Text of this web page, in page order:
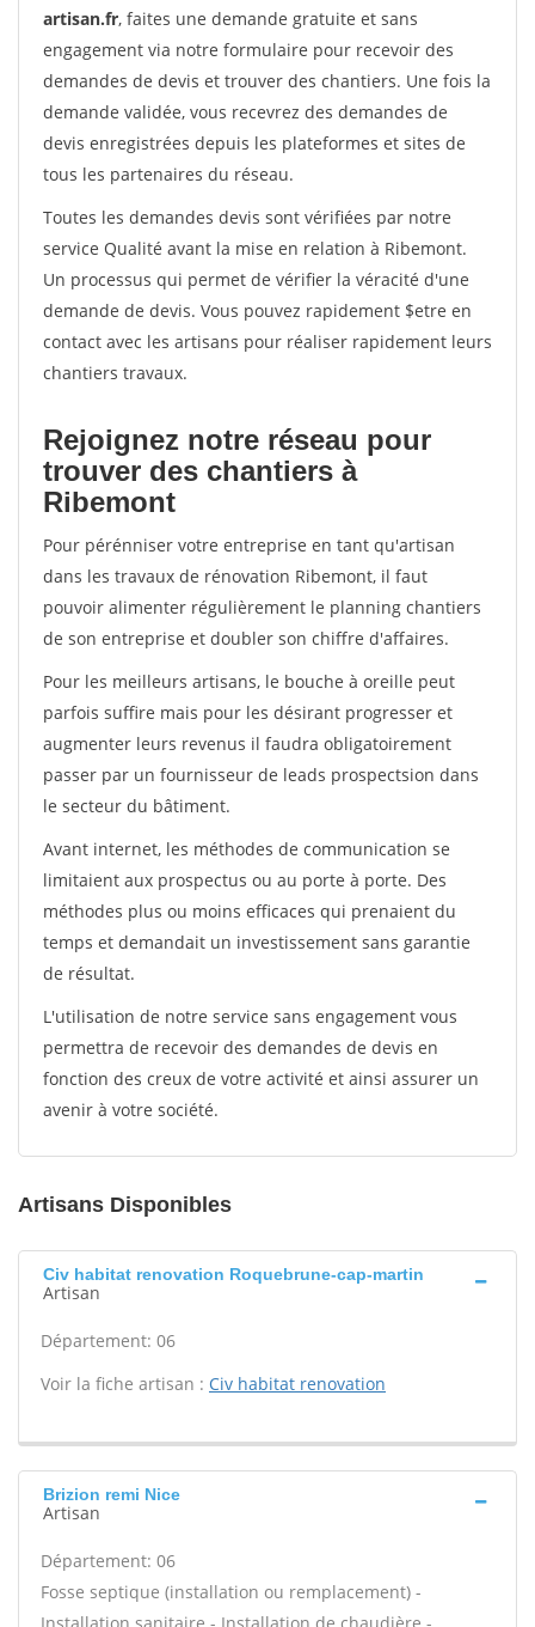
artisan.fr, faites une demande gratuite et sans
engagement via notre formulaire pour recevoir des
demandes de devis et trouver des chantiers. Une fois la
demande validée, vous recevrez des demandes de
devis enregistrées depuis les plateformes et sites de
tous les partenaires du réseau.
Toutes les demandes devis sont vérifiées par notre
service Qualité avant la mise en relation à Ribemont.
Un processus qui permet de vérifier la véracité d'une
demande de devis. Vous pouvez rapidement $etre en
contact avec les artisans pour réaliser rapidement leurs
chantiers travaux.
Rejoignez notre réseau pour
trouver des chantiers à
Ribemont
Pour pérénniser votre entreprise en tant qu'artisan
dans les travaux de rénovation Ribemont, il faut
pouvoir alimenter régulièrement le planning chantiers
de son entreprise et doubler son chiffre d'affaires.
Pour les meilleurs artisans, le bouche à oreille peut
parfois suffire mais pour les désirant progresser et
augmenter leurs revenus il faudra obligatoirement
passer par un fournisseur de leads prospectsion dans
le secteur du bâtiment.
Avant internet, les méthodes de communication se
limitaient aux prospectus ou au porte à porte. Des
méthodes plus ou moins efficaces qui prenaient du
temps et demandait un investissement sans garantie
de résultat.
L'utilisation de notre service sans engagement vous
permettra de recevoir des demandes de devis en
fonction des creux de votre activité et ainsi assurer un
avenir à votre société.
Artisans Disponibles
Civ habitat renovation Roquebrune-cap-martin
Artisan
Département: 06
Voir la fiche artisan : Civ habitat renovation
Brizion remi Nice
Artisan
Département: 06
Fosse septique (installation ou remplacement) -